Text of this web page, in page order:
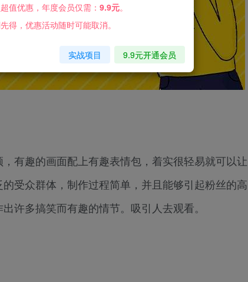
有趣的画面配上有趣表情包，着实很轻易就可以让
受众群体，制作过程简单，并且能够引起粉丝的高
许多搞笑而有趣的情节。吸引人去观看。
值优惠，年度会员仅需： 9.9元。
得，优惠活动随时可能取消。
实战项目 9.9元开通会员